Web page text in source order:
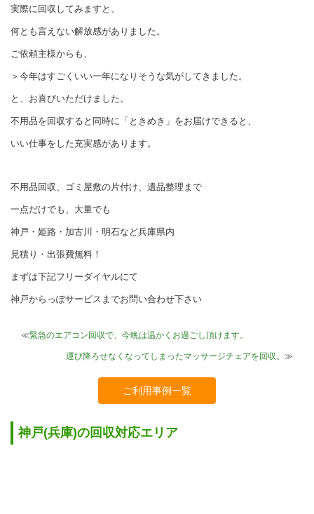
実際に回収してみますと、
何とも言えない解放感がありました。
ご依頼主様からも、
＞今年はすごくいい一年になりそうな気がしてきました。
と、お喜びいただけました。
不用品を回収すると同時に「ときめき」をお届けできると、
いい仕事をした充実感があります。
不用品回収、ゴミ屋敷の片付け、遺品整理まで
一点だけでも、大量でも
神戸・姫路・加古川・明石など兵庫県内
見積り・出張費無料！
まずは下記フリーダイヤルにて
神戸からっぽサービスまでお問い合わせ下さい
≪緊急のエアコン回収で、今晩は温かくお過ごし頂けます。
運び降ろせなくなってしまったマッサージチェアを回収。 ≫
ご利用事例一覧
神戸(兵庫)の回収対応エリア